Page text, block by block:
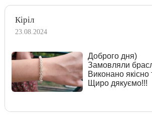
Кіріл
23.08.2024
Доброго дня)
Замовляли
Виконано якісно
Щиро дякуємо!!!